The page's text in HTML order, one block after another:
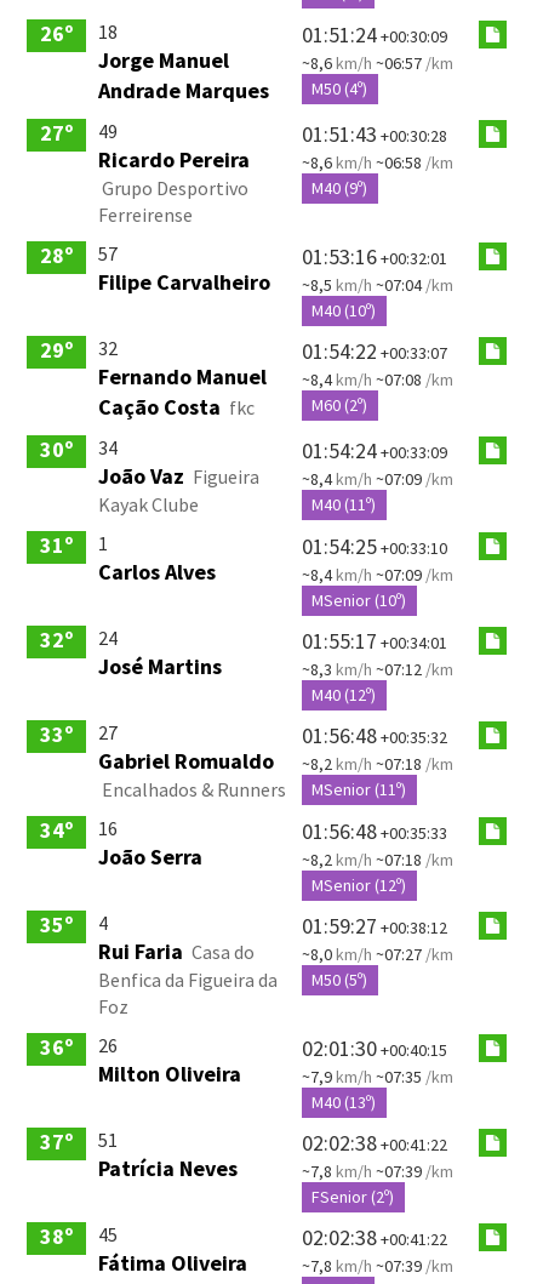
26º 18
Jorge Manuel
Andrade Marques
01:51:24+00:30:09
~8,6km/h ~06:57 /km
M50 (4º)
27º 49
Ricardo Pereira
Grupo Desportivo
Ferreirense
01:51:43 +00:30:28
~8,6km/h ~06:58 /km
M40 (9º)
28º 57
Filipe Carvalheiro
01:53:16+00:32:01
~8,5 km/h ~07:04/km
M40 (10º)
29º 32
Fernando Manuel
Cação Costa fkc
01:54:22 +00:33:07
~8,4km/h ~07:08 /km
M60 (2º)
30º 34
João Vaz Figueira
Kayak Clube
01:54:24+00:33:09
~8,4km/h ~07:09 /km
M40 (11º)
31º 1
Carlos Alves
01:54:25+00:33:10
~8,4km/h ~07:09 /km
MSenior (10º)
32º 24
José Martins
01:55:17 +00:34:01
~8,3 km/h ~07:12 /km
M40 (12º)
33º 27
Gabriel Romualdo
Encalhados & Runners
01:56:48+00:35:32
~8,2km/h ~07:18 /km
MSenior (11º)
34º 16
João Serra
01:56:48+00:35:33
~8,2km/h ~07:18 /km
MSenior (12º)
35º 4
Rui Faria Casa do
Benfica da Figueira da
Foz
01:59:27 +00:38:12
~8,0km/h ~07:27 /km
M50 (5º)
36º 26
Milton Oliveira
02:01:30+00:40:15
~7,9km/h ~07:35 /km
M40 (13º)
37º 51
Patrícia Neves
02:02:38+00:41:22
~7,8 km/h ~07:39 /km
FSenior (2º)
38º 45
Fátima Oliveira
02:02:38+00:41:22
~7,8 km/h ~07:39 /km